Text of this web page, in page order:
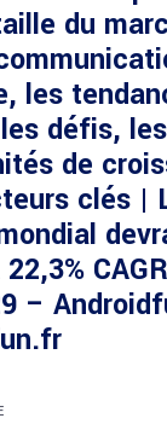
du
les
défis, les
de
clés |
–